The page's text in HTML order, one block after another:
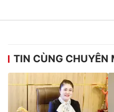
TIN CÙNG CHUYÊN